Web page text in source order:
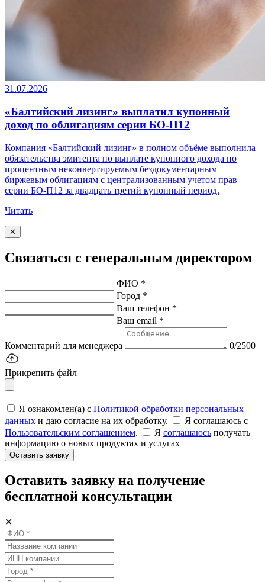
31.07.2026
«Балтийский лизинг» выплатил купонный
доход по облигациям серии БО-П12
Компания «Балтийский лизинг» в полном объёме выполнила
обязательства эмитента по выплате купонного дохода по
процентным неконвертируемым бездокументарным
биржевым облигациям с централизованным учетом прав
серии БО-П12 за двадцать третий купонный период.
Читать
✕
Связаться с генеральным директором
ФИО *
Город *
Ваш телефон *
Ваш email *
Комментарий для менеджера 0/2500
Прикрепить файл
Я ознакомлен(а) с Политикой обработки персональных
данных и даю согласие на их обработку.
Я соглашаюсь c
Пользовательским соглашением. Я соглашаюсь получать
информацию о новых продуктах и услугах
Оставить заявку
Оставить заявку на получение
бесплатной консультации
✕